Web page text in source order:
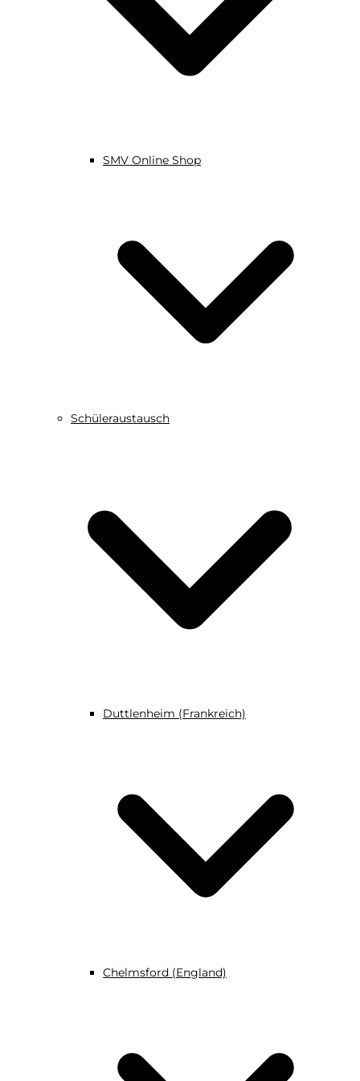
SMV Online Shop
Schüleraustausch
Duttlenheim (Frankreich)
Chelmsford (England)